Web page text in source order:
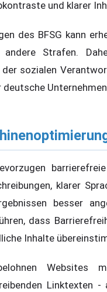
und klarer
des BFSG kann
andere Strafen.
sozialen
klarer
besser
dass
Inhalte
Websites
Linktexten